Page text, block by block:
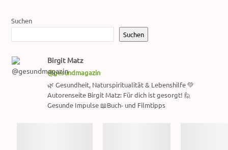
Suchen
Suchen
Birgit Matz
@gesundmagazin
🌿 Gesundheit, Naturspiritualität & Lebenshilfe 💚
Autorenseite Birgit Matz: Für dich ist gesorgt! 🙋
Gesunde Impulse 📖Buch- und Filmtipps